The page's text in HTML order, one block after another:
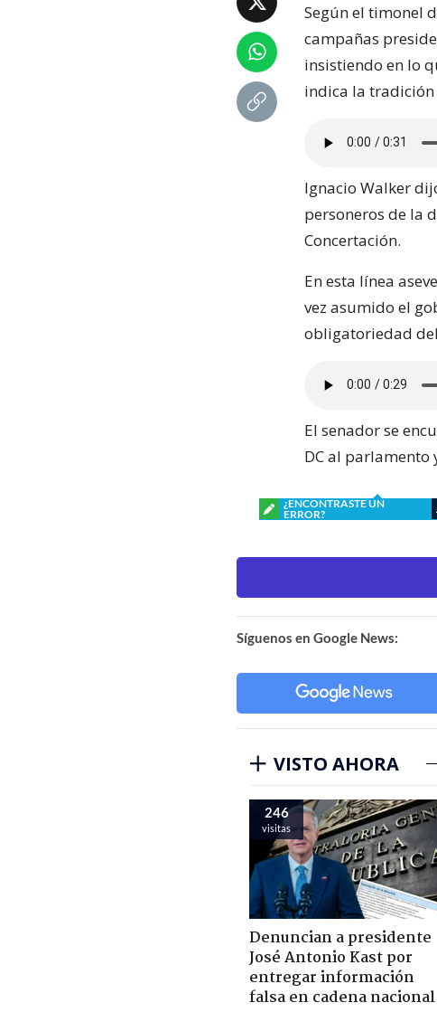
Según el timonel
campañas
insistiendo en lo
indica la
Ignacio Walker
personeros de la
Concertación.
En esta línea
vez asumido el
obligatoriedad
El senador se
DC al parlamento
¿ENCONTRASTE UN
ERROR?
Síguenos en Google News:
VISTO AHORA
246
visitas
Denuncian a presidente
José Antonio Kast por
entregar información
falsa en cadena nacional